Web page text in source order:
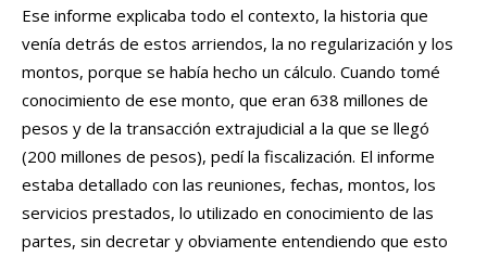
Ese informe explicaba todo el contexto, la historia que
venía detrás de estos arriendos, la no regularización y los
montos, porque se había hecho un cálculo. Cuando tomé
conocimiento de ese monto, que eran 638 millones de
pesos y de la transacción extrajudicial a la que se llegó
(200 millones de pesos), pedí la fiscalización. El informe
estaba detallado con las reuniones, fechas, montos, los
servicios prestados, lo utilizado en conocimiento de las
partes, sin decretar y obviamente entendiendo que esto